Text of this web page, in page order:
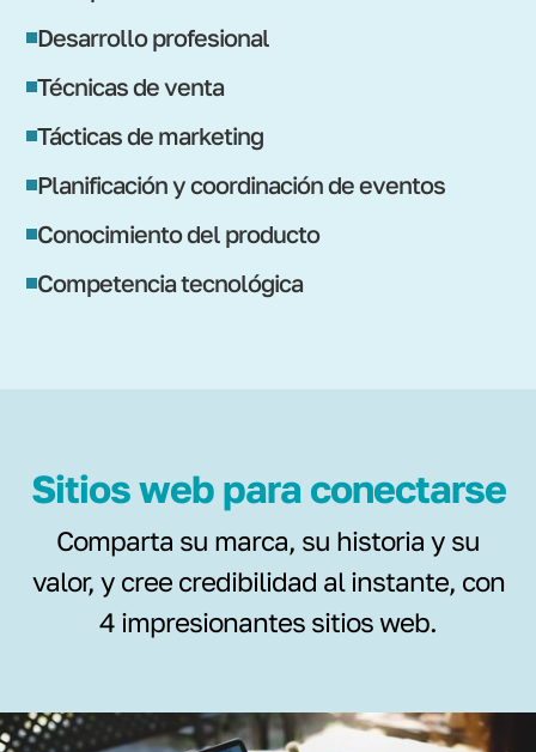
Desarrollo profesional
Técnicas de venta
Tácticas de marketing
Planificación y coordinación de eventos
Conocimiento del producto
Competencia tecnológica
Sitios web para conectarse
Comparta su marca, su historia y su
valor, y cree credibilidad al instante, con
4 impresionantes sitios web.